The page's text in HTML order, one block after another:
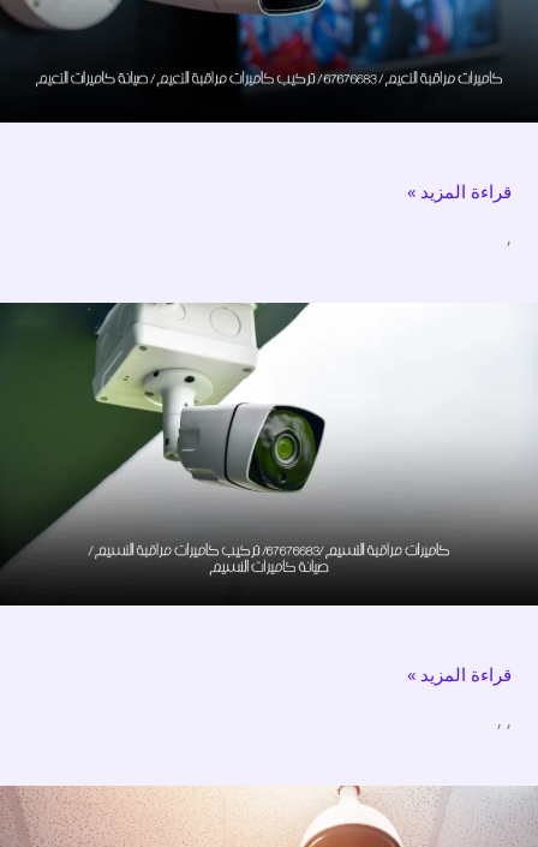
تركيب
كاميرات
مراقبة
النعيم
صيانة
قراءة المزيد »
,
مراقبة
النسيم
صيانة
النسيم
قراءة المزيد »
,
,
كاميرات
مراقبة